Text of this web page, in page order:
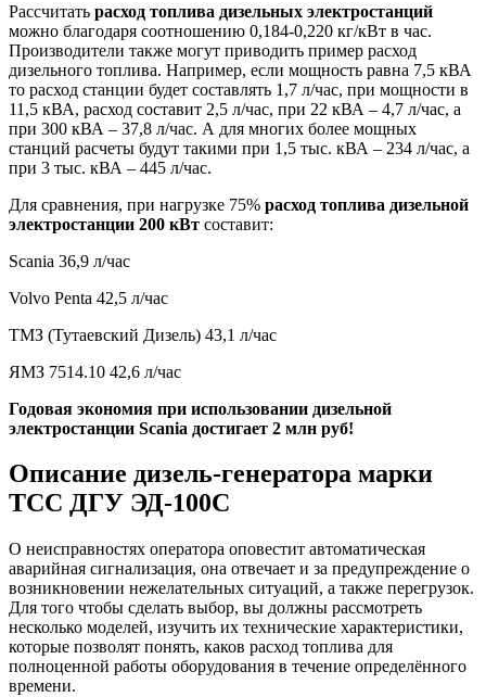
Рассчитать расход топлива дизельных электростанций
можно благодаря соотношению 0,184-0,220 кг/кВт в час.
Производители также могут приводить пример расход
дизельного топлива. Например, если мощность равна 7,5 кВА
то расход станции будет составлять 1,7 л/час, при мощности в
11,5 кВА, расход составит 2,5 л/час, при 22 кВА – 4,7 л/час, а
при 300 кВА – 37,8 л/час. А для многих более мощных
станций расчеты будут такими при 1,5 тыс. кВА – 234 л/час, а
при 3 тыс. кВА – 445 л/час.
Для сравнения, при нагрузке 75% расход топлива дизельной
электростанции 200 кВт составит:
Scania 36,9 л/час
Volvo Penta 42,5 л/час
ТМЗ (Тутаевский Дизель) 43,1 л/час
ЯМЗ 7514.10 42,6 л/час
Годовая экономия при использовании дизельной
электростанции Scania достигает 2 млн руб!
Описание дизель-генератора марки
ТСС ДГУ ЭД-100С
О неисправностях оператора оповестит автоматическая
аварийная сигнализация, она отвечает и за предупреждение о
возникновении нежелательных ситуаций, а также перегрузок.
Для того чтобы сделать выбор, вы должны рассмотреть
несколько моделей, изучить их технические характеристики,
которые позволят понять, каков расход топлива для
полноценной работы оборудования в течение определённого
времени.